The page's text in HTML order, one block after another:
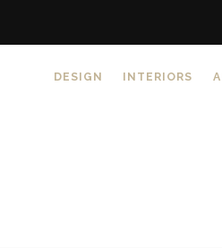
DESIGN INTERIORS